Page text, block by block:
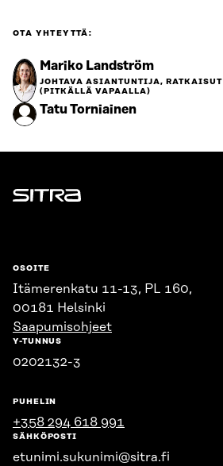
OTA YHTEYTTÄ:
Mariko Landström
JOHTAVA ASIANTUNTIJA, RATKAISUT
(PITKÄLLÄ VAPAALLA)
Tatu Torniainen
Sitra
OSOITE
Itämerenkatu 11-13, PL 160,
00181 Helsinki
Saapumisohjeet
Y-TUNNUS
0202132-3
PUHELIN
+358 294 618 991
SÄHKÖPOSTI
etunimi.sukunimi@sitra.fi